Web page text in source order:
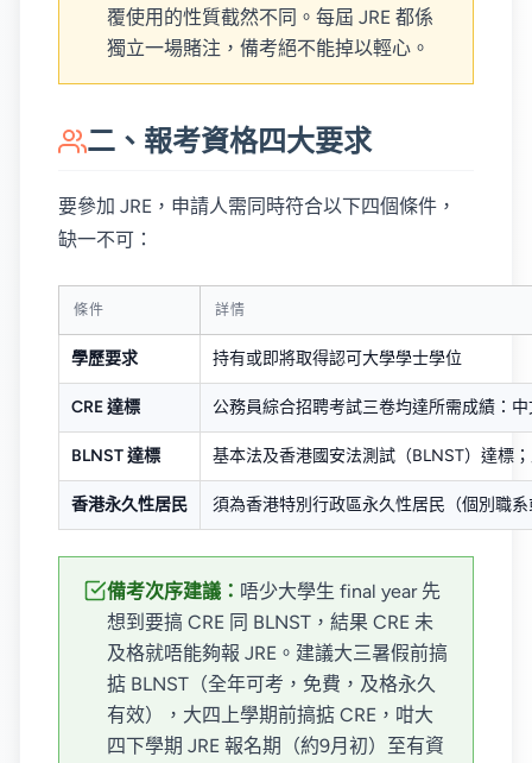
覆使用的性質截然不同。每屆 JRE 都係
獨立一場賭注，備考絕不能掉以輕心。
二、報考資格四大要求
要參加 JRE，申請人需同時符合以下四個條件，
缺一不可：
條件 詳情
學歷要求 持有或即將取得認可大學學士學位
CRE 達標 公務員綜合招聘考試三卷均達所需成績：
BLNST 達標 基本法及香港國安法測試（BLNST）達標
香港永久性居民 須為香港特別行政區永久性居民（個別職
備考次序建議： 唔少大學生 final year 先
想到要搞 CRE 同 BLNST，結果 CRE 未
及格就唔能夠報 JRE。建議大三暑假前搞
掂 BLNST（全年可考，免費，及格永久
有效），大四上學期前搞掂 CRE，咁大
四下學期 JRE 報名期（約9月初）至有資